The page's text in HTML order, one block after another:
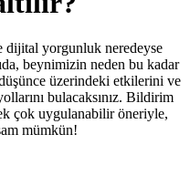
dijital yorgunluk neredeyse
beynimizin neden bu kadar
üzerindeki etkilerini ve
bulacaksınız. Bildirim
çok uygulanabilir öneriyle,
mümkün!